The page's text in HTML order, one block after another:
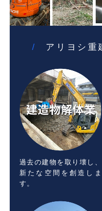
アリヨシ重
過去の建物を取り壊し、
新たな空間を創造しま
す。